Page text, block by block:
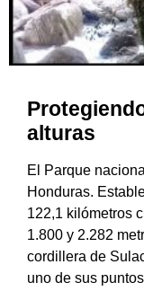
alturas
El Parque
Honduras.
122,1 kilómetros
1.800 y 2.282
cordillera de
uno de sus